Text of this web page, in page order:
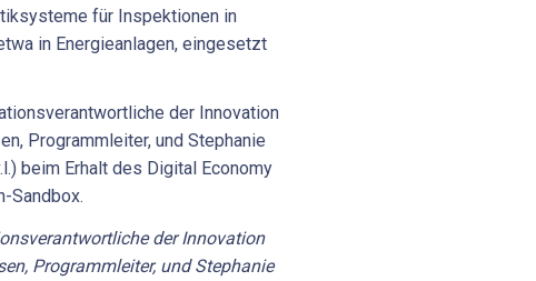
für Inspektionen in
in Energieanlagen, eingesetzt
der Innovation
Programmleiter, und Stephanie